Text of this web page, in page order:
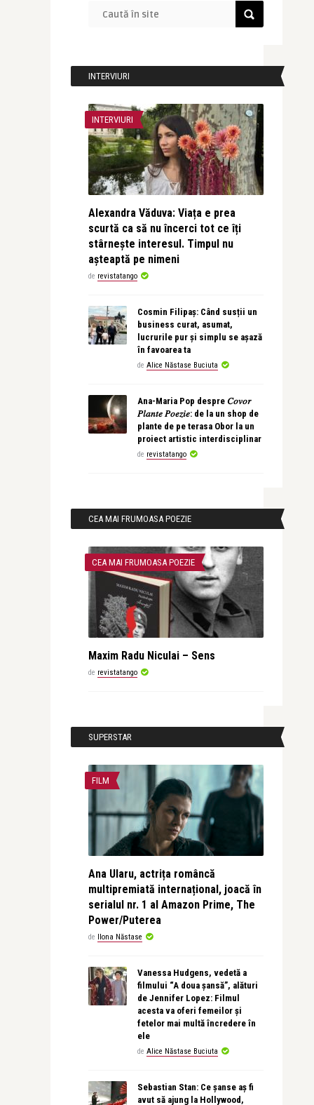
INTERVIURI
INTERVIURI
Alexandra Văduva: Viața e prea
scurtă ca să nu încerci tot ce îți
stârnește interesul. Timpul nu
așteaptă pe nimeni
de revistatango
Cosmin Filipaș: Când susții un
business curat, asumat,
lucrurile pur și simplu se așază
în favoarea ta
de Alice Năstase Buciuta
Ana-Maria Pop despre 𝐶𝑜𝑣𝑜𝑟
𝑃𝑙𝑎𝑛𝑡𝑒 𝑃𝑜𝑒𝑧𝑖𝑒: de la un shop de
plante de pe terasa Obor la un
proiect artistic interdisciplinar
de revistatango
CEA MAI FRUMOASA POEZIE
CEA MAI FRUMOASA POEZIE
Maxim Radu Niculai – Sens
de revistatango
SUPERSTAR
FILM
Ana Ularu, actrița româncă
multipremiată internațional, joacă în
serialul nr. 1 al Amazon Prime, The
Power/Puterea
de Ilona Năstase
Vanessa Hudgens, vedetă a
filmului “A doua șansă”, alături
de Jennifer Lopez: Filmul
acesta va oferi femeilor și
fetelor mai multă încredere în
ele
de Alice Năstase Buciuta
Sebastian Stan: Ce șanse aș fi
avut să ajung la Hollywood,